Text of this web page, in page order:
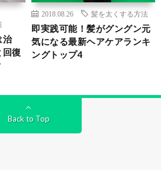
治
回復
2018.08.26 髪を太くする方法
即実践可能！髪がグングン元
気になる最新ヘアケアランキ
ングトップ4
Back to Top